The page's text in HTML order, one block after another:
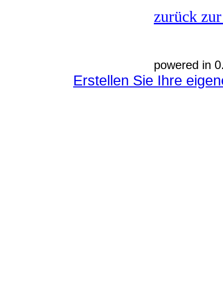
zurück
powered in
Erstellen Sie Ihre